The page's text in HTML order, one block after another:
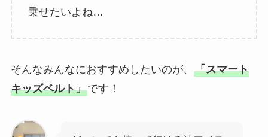
乗せたいよね…
そんなみんなにおすすめしたいのが、 「スマート
キッズベルト」です！